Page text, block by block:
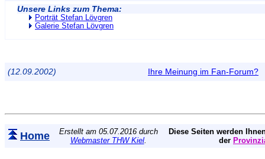
Unsere Links zum Thema:
Porträt Stefan Lövgren
Galerie Stefan Lövgren
(12.09.2002) Ihre Meinung im Fan-Forum?
Home
Erstellt am 05.07.2016 durch
Webmaster THW Kiel.
Diese Seiten werden
der